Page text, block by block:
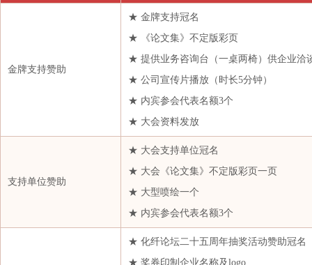
山东泽睿源化工贸易有限公司
陕煤集团榆林化学有限责任公司
上海伴兴实业发展有限公司
上海东证期货有限公司
上海金驭银坤商务咨询有限公司
上海蓝帆实业有限公司
上海绿地能源集团实业发展有限公司
上海魔寓私募基金管理有限公司
上海深涵投资有限公司
上海邰德贸易有限公司
上海中期期货股份有限公司
金牌支持赞助
★ 金牌支持冠名
★ 《论文集》不定版彩页
★ 提供业务咨询台（一桌两椅）供企业洽
★ 公司宣传片播放（时长5分钟）
★ 内宾参会代表名额3个
★ 大会资料发放
支持单位赞助
★ 大会支持单位冠名
★ 大会《论文集》不定版彩页一页
★ 大型喷绘一个
★ 内宾参会代表名额3个
★ 化纤论坛二十五周年抽奖活动赞助冠名
★ 奖券印制企业名称及logo